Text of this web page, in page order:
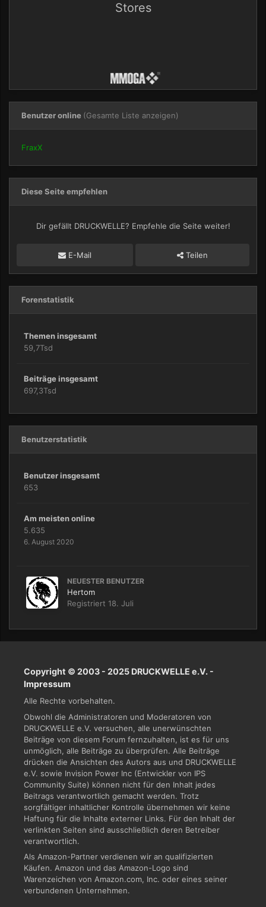
Stores
Benutzer online (Gesamte Liste anzeigen)
FraxX
Diese Seite empfehlen
Dir gefällt DRUCKWELLE? Empfehle die Seite weiter!
E-Mail Teilen
Forenstatistik
Themen insgesamt
59,7Tsd
Beiträge insgesamt
697,3Tsd
Benutzerstatistik
Benutzer insgesamt
653
Am meisten online
5.635
6. August 2020
NEUESTER BENUTZER
Hertom
Registriert 18. Juli
Copyright © 2003 - 2025 DRUCKWELLE e.V. -
Impressum
Alle Rechte vorbehalten.
Obwohl die Administratoren und Moderatoren von
DRUCKWELLE e.V. versuchen, alle unerwünschten
Beiträge von diesem Forum fernzuhalten, ist es für uns
unmöglich, alle Beiträge zu überprüfen. Alle Beiträge
drücken die Ansichten des Autors aus und DRUCKWELLE
e.V. sowie Invision Power Inc (Entwickler von IPS
Community Suite) können nicht für den Inhalt jedes
Beitrags verantwortlich gemacht werden. Trotz
sorgfältiger inhaltlicher Kontrolle übernehmen wir keine
Haftung für die Inhalte externer Links. Für den Inhalt der
verlinkten Seiten sind ausschließlich deren Betreiber
verantwortlich.
Als Amazon-Partner verdienen wir an qualifizierten
Käufen. Amazon und das Amazon-Logo sind
Warenzeichen von Amazon.com, Inc. oder eines seiner
verbundenen Unternehmen.